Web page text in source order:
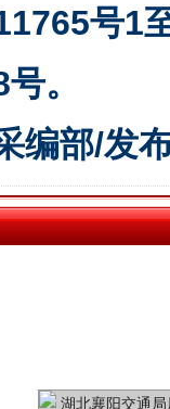
号1
。
编部/发
今